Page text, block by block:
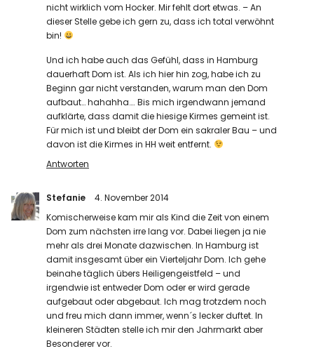
nicht wirklich vom Hocker. Mir fehlt dort etwas. – An
dieser Stelle gebe ich gern zu, dass ich total verwöhnt
bin!
Und ich habe auch das Gefühl, dass in Hamburg
dauerhaft Dom ist. Als ich hier hin zog, habe ich zu
Beginn gar nicht verstanden, warum man den Dom
aufbaut… hahahha…. Bis mich irgendwann jemand
aufklärte, dass damit die hiesige Kirmes gemeint ist.
Für mich ist und bleibt der Dom ein sakraler Bau – und
davon ist die Kirmes in HH weit entfernt.
Antworten
Stefanie
4. November 2014
Komischerweise kam mir als Kind die Zeit von einem
Dom zum nächsten irre lang vor. Dabei liegen ja nie
mehr als drei Monate dazwischen. In Hamburg ist
damit insgesamt über ein Vierteljahr Dom. Ich gehe
beinahe täglich übers Heiligengeistfeld – und
irgendwie ist entweder Dom oder er wird gerade
aufgebaut oder abgebaut. Ich mag trotzdem noch
und freu mich dann immer, wenn´s lecker duftet. In
kleineren Städten stelle ich mir den Jahrmarkt aber
Besonderer vor.